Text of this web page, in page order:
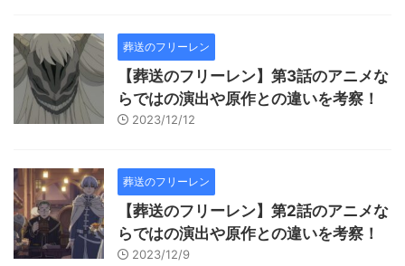
葬送のフリーレン
【葬送のフリーレン】第3話のアニメな
らではの演出や原作との違いを考察！
2023/12/12
葬送のフリーレン
【葬送のフリーレン】第2話のアニメな
らではの演出や原作との違いを考察！
2023/12/9